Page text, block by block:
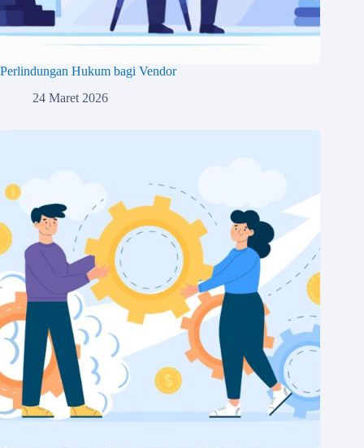
Perlindungan Hukum bagi Vendor
24 Maret 2026